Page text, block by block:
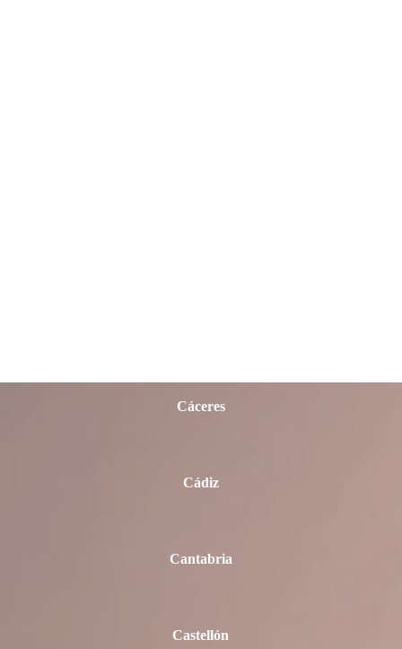
Cáceres
Cádiz
Cantabria
Castellón